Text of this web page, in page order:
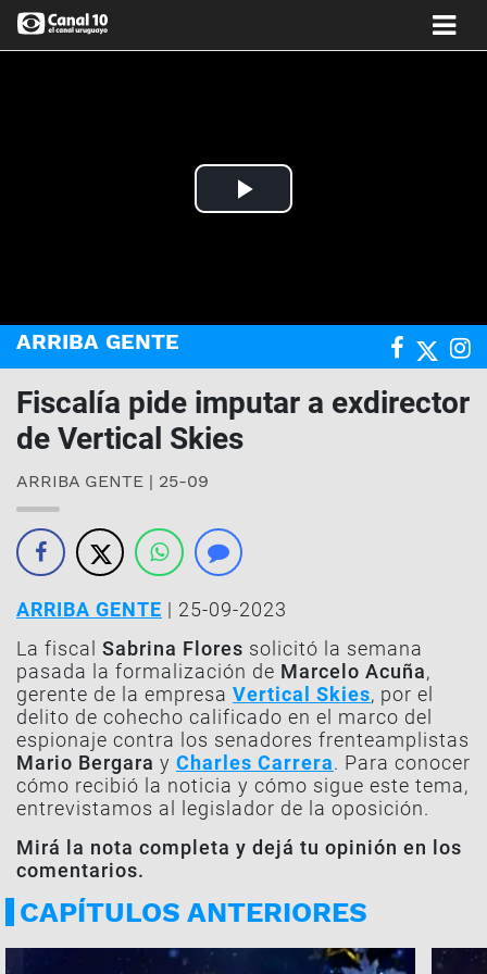
Play
ARRIBA GENTE
Fiscalía pide imputar a exdirector
de Vertical Skies
ARRIBA GENTE | 25-09
ARRIBA GENTE | 25-09-2023
La fiscal Sabrina Flores solicitó la semana
pasada la formalización de Marcelo Acuña,
gerente de la empresa Vertical Skies, por el
delito de cohecho calificado en el marco del
espionaje contra los senadores frenteamplistas
Mario Bergara y Charles Carrera. Para conocer
cómo recibió la noticia y cómo sigue este tema,
entrevistamos al legislador de la oposición.
Mirá la nota completa y dejá tu opinión en los
comentarios.
CAPÍTULOS ANTERIORES